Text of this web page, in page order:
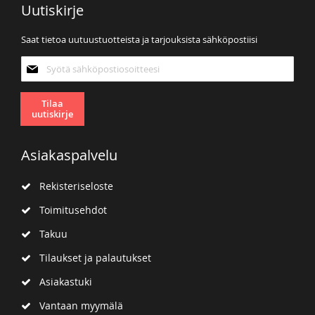
Uutiskirje
Saat tietoa uutuustuotteista ja tarjouksista sähköpostiisi
uutiskirjeemme:
Tilaa
uutiskirje
Asiakaspalvelu
Rekisteriseloste
Toimitusehdot
Takuu
Tilaukset ja palautukset
Asiakastuki
Vantaan myymälä